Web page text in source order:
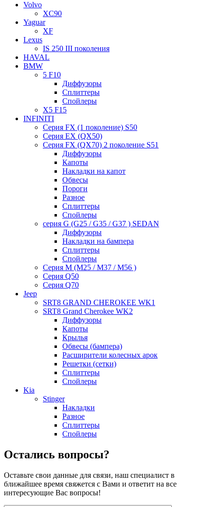
Volvo
XC90
Yaguar
XF
Lexus
IS 250 III поколения
HAVAL
BMW
5 F10
Диффузоры
Сплиттеры
Спойлеры
X5 F15
INFINITI
Серия FX (1 поколение) S50
Серия EX (QX50)
Серия FX (QX70) 2 поколение S51
Диффузоры
Капоты
Накладки на капот
Обвесы
Пороги
Разное
Сплиттеры
Спойлеры
серия G (G25 / G35 / G37 ) SEDAN
Диффузоры
Накладки на бампера
Сплиттеры
Спойлеры
Серия M (M25 / M37 / M56 )
Серия Q50
Серия Q70
Jeep
SRT8 GRAND CHEROKEE WK1
SRT8 Grand Cherokee WK2
Диффузоры
Капоты
Крылья
Обвесы (бампера)
Расширители колесных арок
Решетки (сетки)
Сплиттеры
Спойлеры
Kia
Stinger
Накладки
Разное
Сплиттеры
Спойлеры
Остались вопросы?
Оставьте свои данные для связи, наш специалист в
ближайшее время свяжется с Вами и ответит на все
интересующие Вас вопросы!